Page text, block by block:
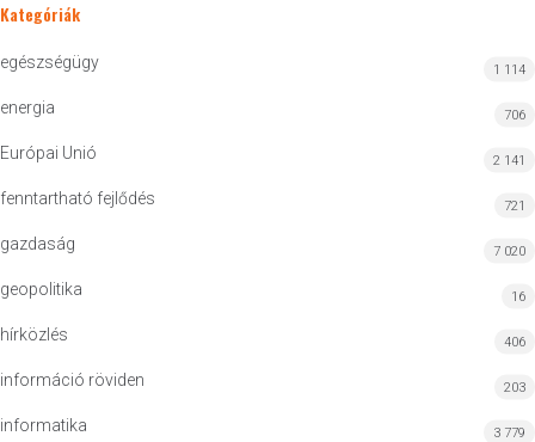
Kategóriák
egészségügy 1 114
energia 706
Európai Unió 2 141
fenntartható fejlődés 721
gazdaság 7 020
geopolitika 16
hírközlés 406
információ röviden 203
informatika 3 779